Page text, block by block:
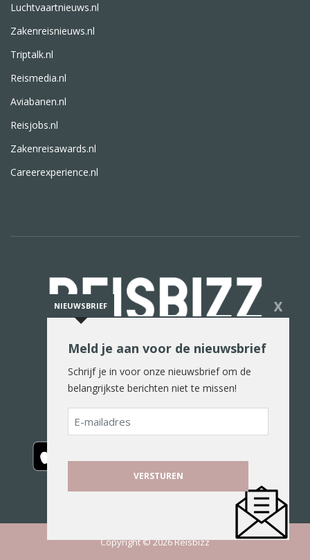
Luchtvaartnieuws.nl
Zakenreisnieuws.nl
Triptalk.nl
Reismedia.nl
Aviabanen.nl
Reisjobs.nl
Zakenreisawards.nl
Careerexperience.nl
De reiswereld in woord en beeld
Copyright © 2026 Reisbizz
NIEUWSBRIEF X
Meld je aan voor de nieuwsbrief
Schrijf je in voor onze nieuwsbrief om de
belangrijkste berichten niet te missen!
E-
mailadres